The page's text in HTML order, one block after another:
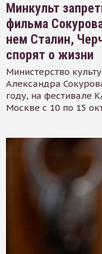
Минкульт
фильма
нем Сталин,
спорят о жизни
Министерство
Александра
году, на фестивале
Москве с 10 по 15